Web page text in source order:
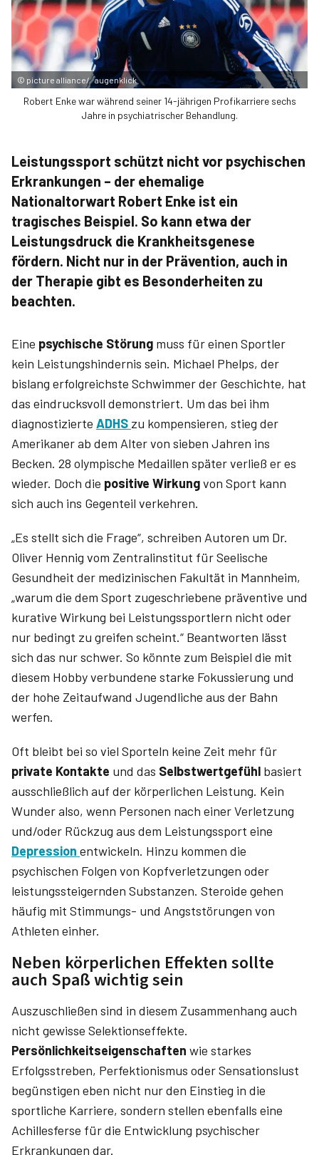
© picture alliance/ augenklick
Robert Enke war während seiner 14-jährigen Profi­karriere sechs
Jahre in psychiatrischer Behandlung.
Leistungssport schützt nicht vor psychischen
Erkrankungen – der ehemalige
Nationaltorwart Robert Enke ist ein
tragisches Beispiel. So kann etwa der
Leistungsdruck die Krankheitsgenese
fördern. Nicht nur in der Prävention, auch in
der Therapie gibt es Besonderheiten zu
beachten.
Eine psychische Störung muss für einen Sportler
kein Leis­tungshindernis sein. Michael Phelps, der
bislang erfolgreichste Schwimmer der Geschichte, hat
das eindrucksvoll demonstriert. Um das bei ihm
diagnostizierte ADHS zu kompensieren, stieg der
Amerikaner ab dem Alter von sieben Jahren ins
Becken. 28 olympische Medaillen später verließ er es
wieder. Doch die positive Wirkungvon Sport kann
sich auch ins Gegenteil verkehren.
„Es stellt sich die Frage“, schreiben Autoren um Dr.
Oliver Hennig­ vom Zentralinstitut für Seelische
Gesundheit der medizinischen Fakultät in Mannheim,
„warum die dem Sport zugeschriebene präventive und
kurative Wirkung bei Leistungssportlern nicht oder
nur bedingt zu greifen scheint.“ Beantworten lässt
sich das nur schwer. So könnte zum Beispiel die mit
diesem Hobby verbundene starke Fokussierung und
der hohe Zeitaufwand Jugendliche aus der Bahn
werfen.
Oft bleibt bei so viel Sporteln keine Zeit mehr für
private Kontakte und das Selbstwertgefühl basiert
ausschließlich auf der körperlichen Leistung. Kein
Wunder also, wenn Personen nach einer Verletzung
und/oder Rückzug aus dem Leistungssport eine
Depression entwickeln. Hinzu kommen die
psychischen Folgen von Kopfverletzungen oder
leistungssteigernden Substanzen. Steroide gehen
häufig mit Stimmungs- und Angststörungen von
Athleten einher.
Neben körperlichen Effekten sollte
auch Spaß wichtig sein
Auszuschließen sind in diesem Zusammenhang auch
nicht gewisse Selektionseffekte.
Persönlichkeitseigenschaften wie starkes
Erfolgsstreben, Perfektionismus oder Sensationslust
begünstigen eben nicht nur den Einstieg in die
sportliche Karriere, sondern stellen ebenfalls eine
Achillesferse für die Entwicklung psychischer
Erkrankungen dar.